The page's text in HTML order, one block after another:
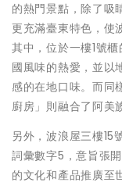
的熱門景點，除了吸
更充滿臺東特色，使
其中，位於一樓1號
國風味的熱愛，並以
感的在地口味。而同
廚房」則融合了阿美
另外，波浪屋三樓15
詞彙數字5，意旨張
的文化和產品推廣至